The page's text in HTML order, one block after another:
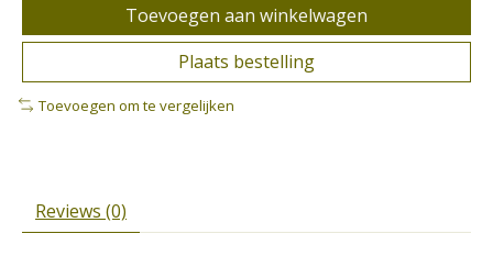
Toevoegen aan winkelwagen
Plaats bestelling
Toevoegen om te vergelijken
Reviews (0)